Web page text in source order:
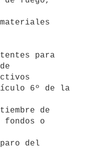
para
6º de la
fondos o